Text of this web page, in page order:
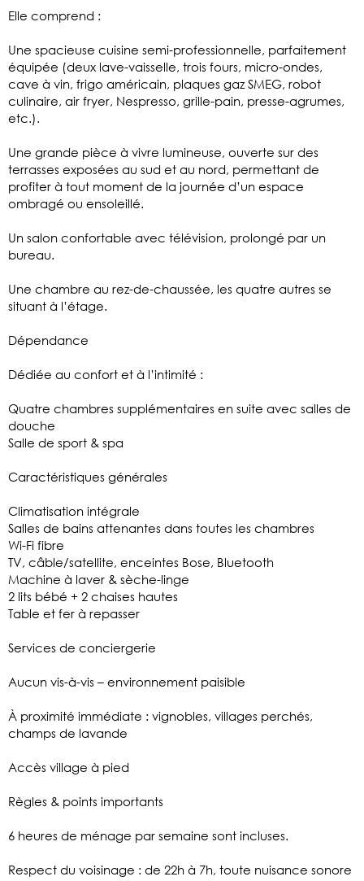
Elle comprend :
Une spacieuse cuisine semi-professionnelle, parfaitement
équipée (deux lave-vaisselle, trois fours, micro-ondes,
cave à vin, frigo américain, plaques gaz SMEG, robot
culinaire, air fryer, Nespresso, grille-pain, presse-agrumes,
etc.).
Une grande pièce à vivre lumineuse, ouverte sur des
terrasses exposées au sud et au nord, permettant de
profiter à tout moment de la journée d’un espace
ombragé ou ensoleillé.
Un salon confortable avec télévision, prolongé par un
bureau.
Une chambre au rez-de-chaussée, les quatre autres se
situant à l’étage.
Dépendance
Dédiée au confort et à l’intimité :
Quatre chambres supplémentaires en suite avec salles de
douche
Salle de sport & spa
Caractéristiques générales
Climatisation intégrale
Salles de bains attenantes dans toutes les chambres
Wi-Fi fibre
TV, câble/satellite, enceintes Bose, Bluetooth
Machine à laver & sèche-linge
2 lits bébé + 2 chaises hautes
Table et fer à repasser
Services de conciergerie
Aucun vis-à-vis – environnement paisible
À proximité immédiate : vignobles, villages perchés,
champs de lavande
Accès village à pied
Règles & points importants
6 heures de ménage par semaine sont incluses.
Respect du voisinage : de 22h à 7h, toute nuisance sonore